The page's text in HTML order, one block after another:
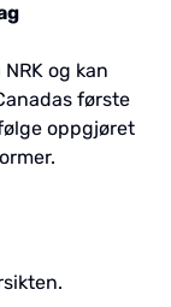
og kan
første
oppgjøret